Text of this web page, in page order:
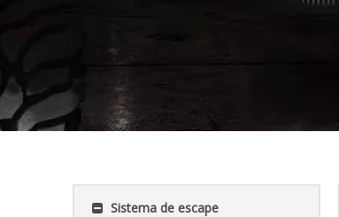
Sistema de escape